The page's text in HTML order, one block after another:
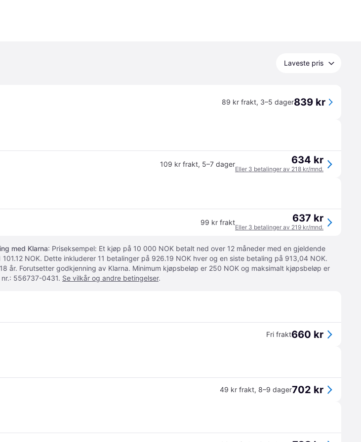
Laveste pris
89 kr frakt, 3–5 dager839 kr
109 kr frakt, 5–7 dager 634 kr
Eller 3 betalinger av 218 kr/mnd.
99 kr frakt 637 kr
Eller 3 betalinger av 219 kr/mnd.
med Klarna: Priseksempel: Et kjøp på 10 000 NOK betalt ned over 12 måneder med en gjeldende
NOK. Dette inkluderer 11 betalinger på 926.19 NOK hver og en siste betaling på 913,04 NOK.
Forutsetter godkjenning av Klarna. Minimum kjøpsbeløp er 250 NOK og maksimalt kjøpsbeløp er
556737-0431. Se vilkår og andre betingelser.
Fri frakt660 kr
49 kr frakt, 8–9 dager702 kr